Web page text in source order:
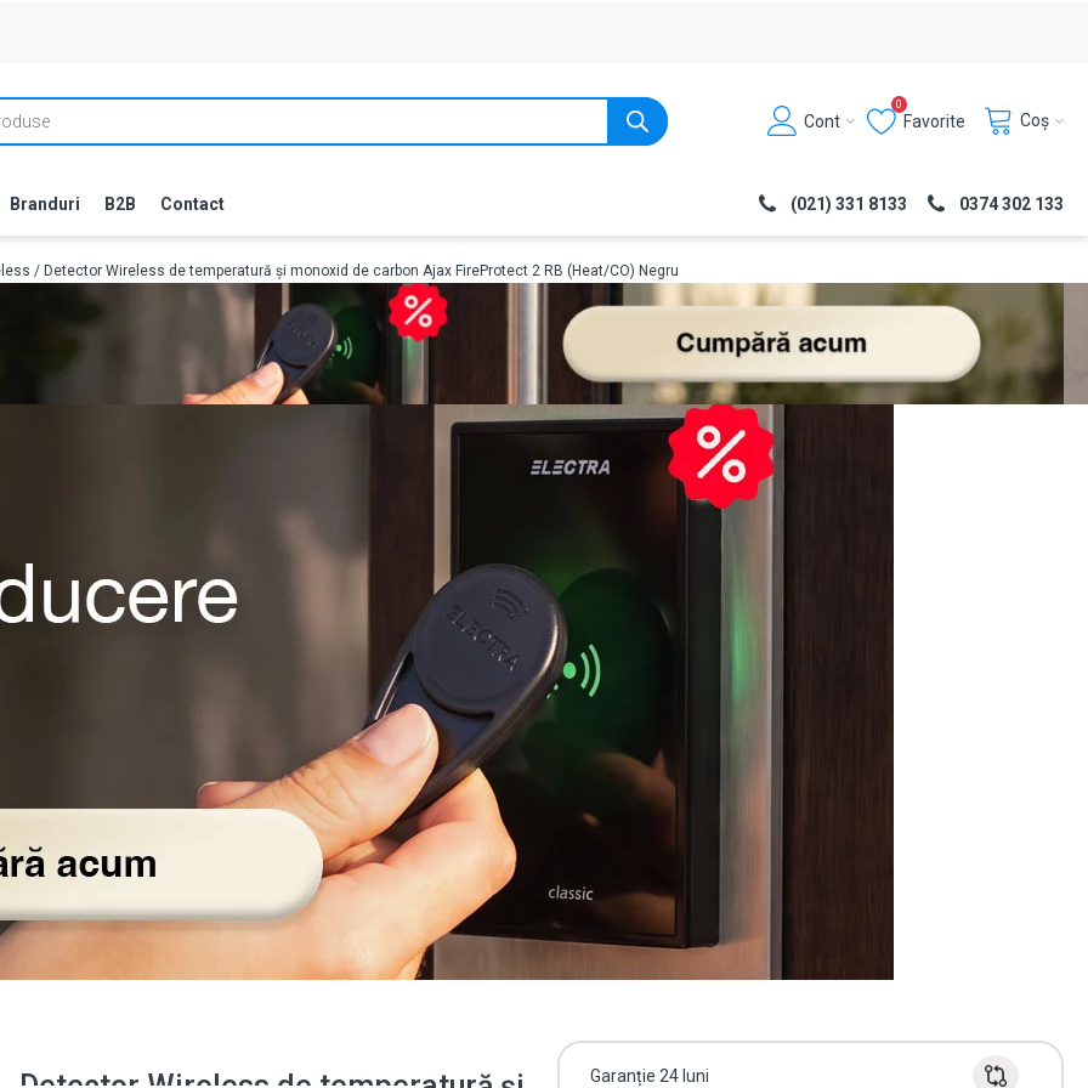
Cont
0
Favorite Coș
Branduri B2B Contact (021) 331 8133 0374 302 133
/ Detector Wireless de temperatură și monoxid de carbon Ajax FireProtect 2 RB (Heat/CO) Negru
Garanție 24 luni